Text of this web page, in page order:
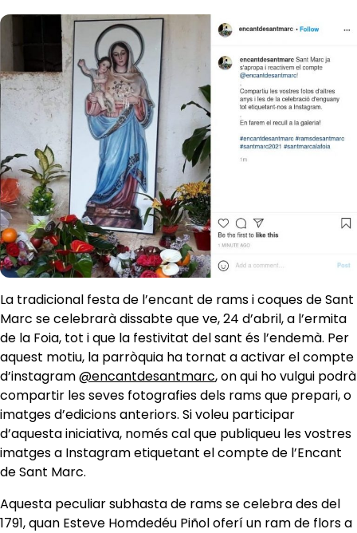
La tradicional festa de l’encant de rams i coques de Sant
Marc se celebrarà dissabte que ve, 24 d’abril, a l’ermita
de la Foia, tot i que la festivitat del sant és l’endemà. Per
aquest motiu, la parròquia ha tornat a activar el compte
d’instagram@encantdesantmarc, on qui ho vulgui podrà
compartir les seves fotografies dels rams que prepari, o
imatges d’edicions anteriors. Si voleu participar
d’aquesta iniciativa, només cal que publiqueu les vostres
imatges a Instagram etiquetant el compte de l’Encant
de Sant Marc.
Aquesta peculiar subhasta de rams se celebra des del
1791, quan Esteve Homdedéu Piñol oferí un ram de flors a